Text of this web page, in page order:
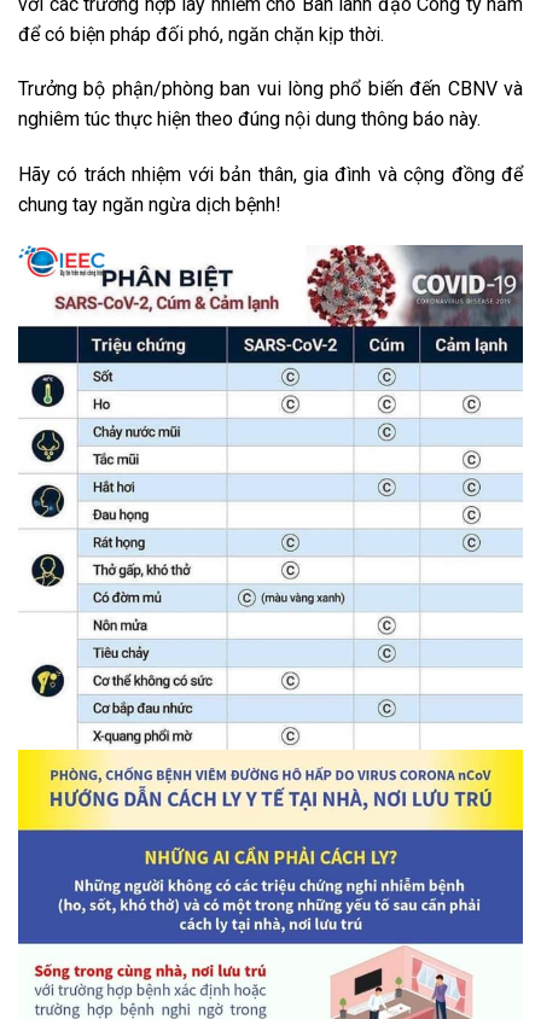
để có biện pháp đối phó, ngăn chặn kịp thời.
Trưởng bộ phận/phòng ban vui lòng phổ biến đến CBNV và
nghiêm túc thực hiện theo đúng nội dung thông báo này.
Hãy có trách nhiệm với bản thân, gia đình và cộng đồng để
chung tay ngăn ngừa dịch bệnh!